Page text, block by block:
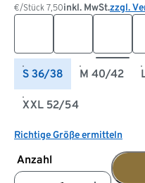
€/Stück 7,50inkl. MwSt.zzgl.
S 36/38 M 40/42
XXL 52/54
Richtige Größe ermitteln
Anzahl